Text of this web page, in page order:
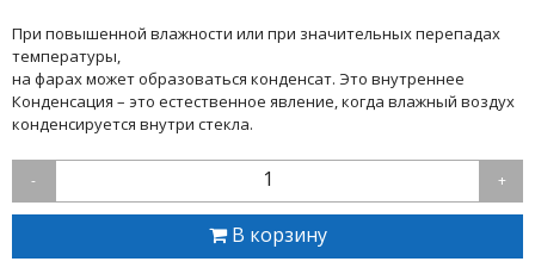
При повышенной влажности или при значительных перепадах
температуры,
на фарах может образоваться конденсат. Это внутреннее
Конденсация – это естественное явление, когда влажный воздух
конденсируется внутри стекла.
- 1 +
В корзину